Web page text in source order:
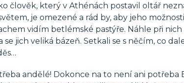
člověk, který v Athénách postavil oltář
je omezené a rád by, aby jeho
vidím betlémské pastýře. Náhle při nich
jich veliká bázeň. Setkali se s něčím, co
andělé! Dokonce na to není ani potřeba